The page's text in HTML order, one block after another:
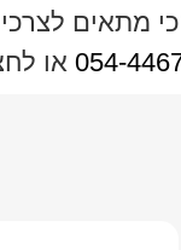
מתאים
054- או